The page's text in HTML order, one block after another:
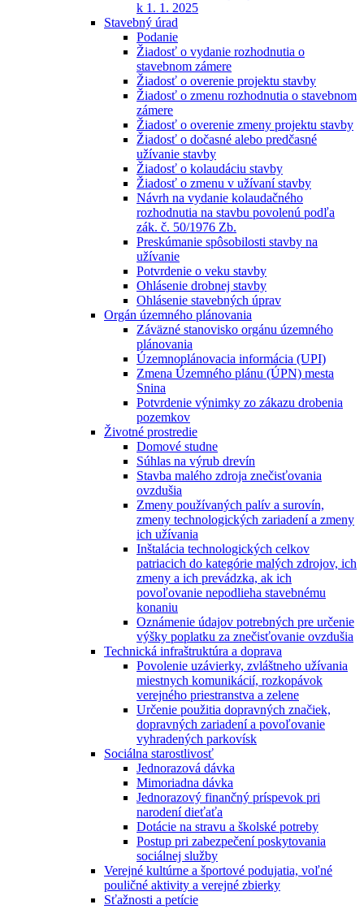
k 1. 1. 2025
Stavebný úrad
Podanie
Žiadosť o vydanie rozhodnutia o
stavebnom zámere
Žiadosť o overenie projektu stavby
Žiadosť o zmenu rozhodnutia o stavebnom
zámere
Žiadosť o overenie zmeny projektu stavby
Žiadosť o dočasné alebo predčasné
užívanie stavby
Žiadosť o kolaudáciu stavby
Žiadosť o zmenu v užívaní stavby
Návrh na vydanie kolaudačného
rozhodnutia na stavbu povolenú podľa
zák. č. 50/1976 Zb.
Preskúmanie spôsobilosti stavby na
užívanie
Potvrdenie o veku stavby
Ohlásenie drobnej stavby
Ohlásenie stavebných úprav
Orgán územného plánovania
Záväzné stanovisko orgánu územného
plánovania
Územnoplánovacia informácia (UPI)
Zmena Územného plánu (ÚPN) mesta
Snina
Potvrdenie výnimky zo zákazu drobenia
pozemkov
Životné prostredie
Domové studne
Súhlas na výrub drevín
Stavba malého zdroja znečisťovania
ovzdušia
Zmeny používaných palív a surovín,
zmeny technologických zariadení a zmeny
ich užívania
Inštalácia technologických celkov
patriacich do kategórie malých zdrojov, ich
zmeny a ich prevádzka, ak ich
povoľovanie nepodlieha stavebnému
konaniu
Oznámenie údajov potrebných pre určenie
výšky poplatku za znečisťovanie ovzdušia
Technická infraštruktúra a doprava
Povolenie uzávierky, zvláštneho užívania
miestnych komunikácií, rozkopávok
verejného priestranstva a zelene
Určenie použitia dopravných značiek,
dopravných zariadení a povoľovanie
vyhradených parkovísk
Sociálna starostlivosť
Jednorazová dávka
Mimoriadna dávka
Jednorazový finančný príspevok pri
narodení dieťaťa
Dotácie na stravu a školské potreby
Postup pri zabezpečení poskytovania
sociálnej služby
Verejné kultúrne a športové podujatia, voľné
pouličné aktivity a verejné zbierky
Sťažnosti a petície